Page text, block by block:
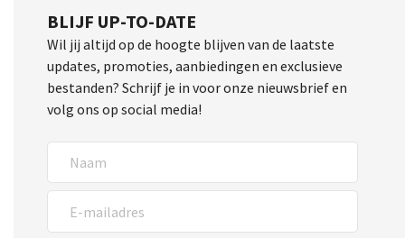
BLIJF UP-TO-DATE
Wil jij altijd op de hoogte blijven van de laatste
updates, promoties, aanbiedingen en exclusieve
bestanden? Schrijf je in voor onze nieuwsbrief en
volg ons op social media!